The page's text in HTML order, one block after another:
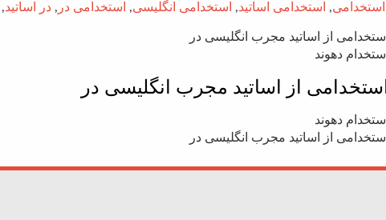
استخدامی, استخدامی اساتید, استخدامی انگلیسی, استخدامی در , در اساتید,
استخدامی از اساتید مجرب انگلیسی در
استخدام دهوند
استخدامی از اساتید مجرب انگلیسی در
استخدام دهوند
استخدامی از اساتید مجرب انگلیسی در